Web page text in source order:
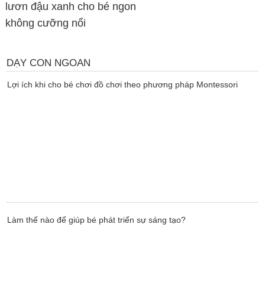
lươn đậu xanh cho bé ngon
không cưỡng nổi
DẠY CON NGOAN
Lợi ích khi cho bé chơi đồ chơi theo phương pháp Montessori
Làm thế nào để giúp bé phát triển sự sáng tạo?